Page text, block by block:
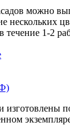
можно
нескольких
течение 1-2
изготовлены